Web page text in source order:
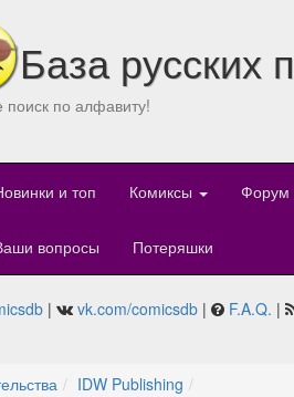
База русских
поиск по алфавиту!
и топ Комиксы Форум
вопросы Потеряшки
| vk.com/comicsdb | F.A.Q. |
IDW Publishing